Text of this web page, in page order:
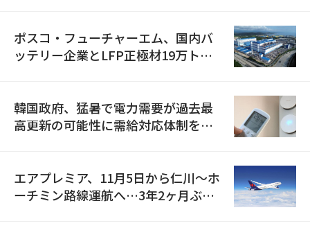
ポスコ・フューチャーエム、国内バ
ッテリー企業とLFP正極材19万トン
韓国政府、猛暑で電力需要が過去最
高更新の可能性に需給対応体制を点
エアプレミア、11月5日から仁川〜ホ
ーチミン路線運航へ…3年2ヶ月ぶり